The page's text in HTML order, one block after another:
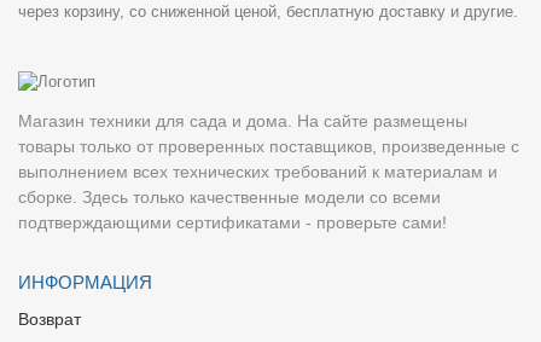
через корзину, со сниженной ценой, бесплатную доставку и другие.
Магазин техники для сада и дома. На сайте размещены
товары только от проверенных поставщиков, произведенные с
выполнением всех технических требований к материалам и
сборке. Здесь только качественные модели со всеми
подтверждающими сертификатами - проверьте сами!
ИНФОРМАЦИЯ
Возврат